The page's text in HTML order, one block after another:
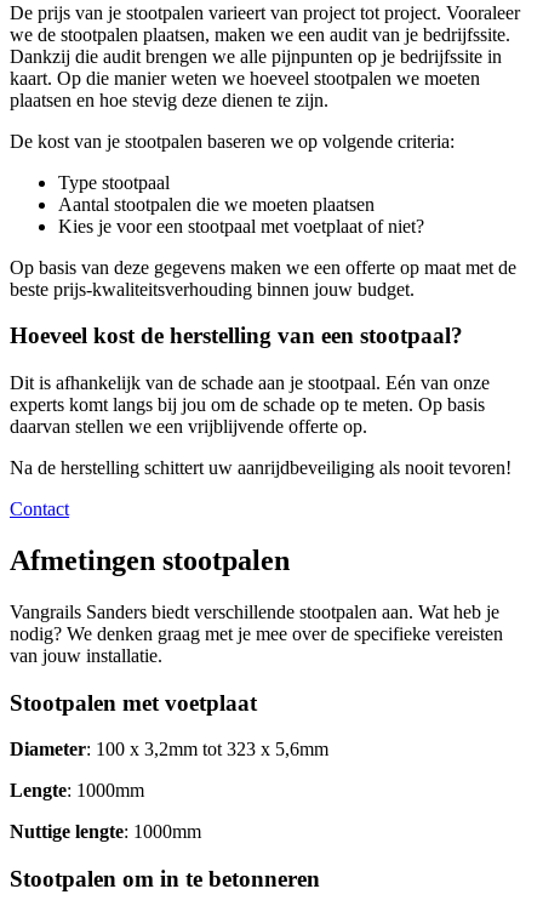
De prijs van je stootpalen varieert van project tot project. Vooraleer
we de stootpalen plaatsen, maken we een audit van je bedrijfssite.
Dankzij die audit brengen we alle pijnpunten op je bedrijfssite in
kaart. Op die manier weten we hoeveel stootpalen we moeten
plaatsen en hoe stevig deze dienen te zijn.
De kost van je stootpalen baseren we op volgende criteria:
Type stootpaal
Aantal stootpalen die we moeten plaatsen
Kies je voor een stootpaal met voetplaat of niet?
Op basis van deze gegevens maken we een offerte op maat met de
beste prijs-kwaliteitsverhouding binnen jouw budget.
Hoeveel kost de herstelling van een stootpaal?
Dit is afhankelijk van de schade aan je stootpaal. Eén van onze
experts komt langs bij jou om de schade op te meten. Op basis
daarvan stellen we een vrijblijvende offerte op.
Na de herstelling schittert uw aanrijdbeveiliging als nooit tevoren!
Contact
Afmetingen stootpalen
Vangrails Sanders biedt verschillende stootpalen aan. Wat heb je
nodig? We denken graag met je mee over de specifieke vereisten
van jouw installatie.
Stootpalen met voetplaat
Diameter: 100 x 3,2mm tot 323 x 5,6mm
Lengte: 1000mm
Nuttige lengte: 1000mm
Stootpalen om in te betonneren